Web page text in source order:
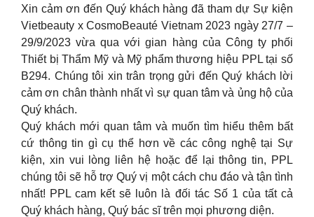
Xin cảm ơn đến Quý khách hàng đã tham dự Sự kiện
Vietbeauty x CosmoBeauté Vietnam 2023 ngày 27/7 –
29/9/2023 vừa qua với gian hàng của Công ty phối
Thiết bị Thẩm Mỹ và Mỹ phẩm thương hiệu PPL tại số
B294. Chúng tôi xin trân trọng gửi đến Quý khách lời
cảm ơn chân thành nhất vì sự quan tâm và ủng hộ của
Quý khách.
Quý khách mới quan tâm và muốn tìm hiểu thêm bất
cứ thông tin gì cụ thể hơn về các công nghệ tại Sự
kiện, xin vui lòng liên hệ hoặc để lại thông tin, PPL
chúng tôi sẽ hỗ trợ Quý vị một cách chu đáo và tận tình
nhất! PPL cam kết sẽ luôn là đối tác Số 1 của tất cả
Quý khách hàng, Quý bác sĩ trên mọi phương diện.